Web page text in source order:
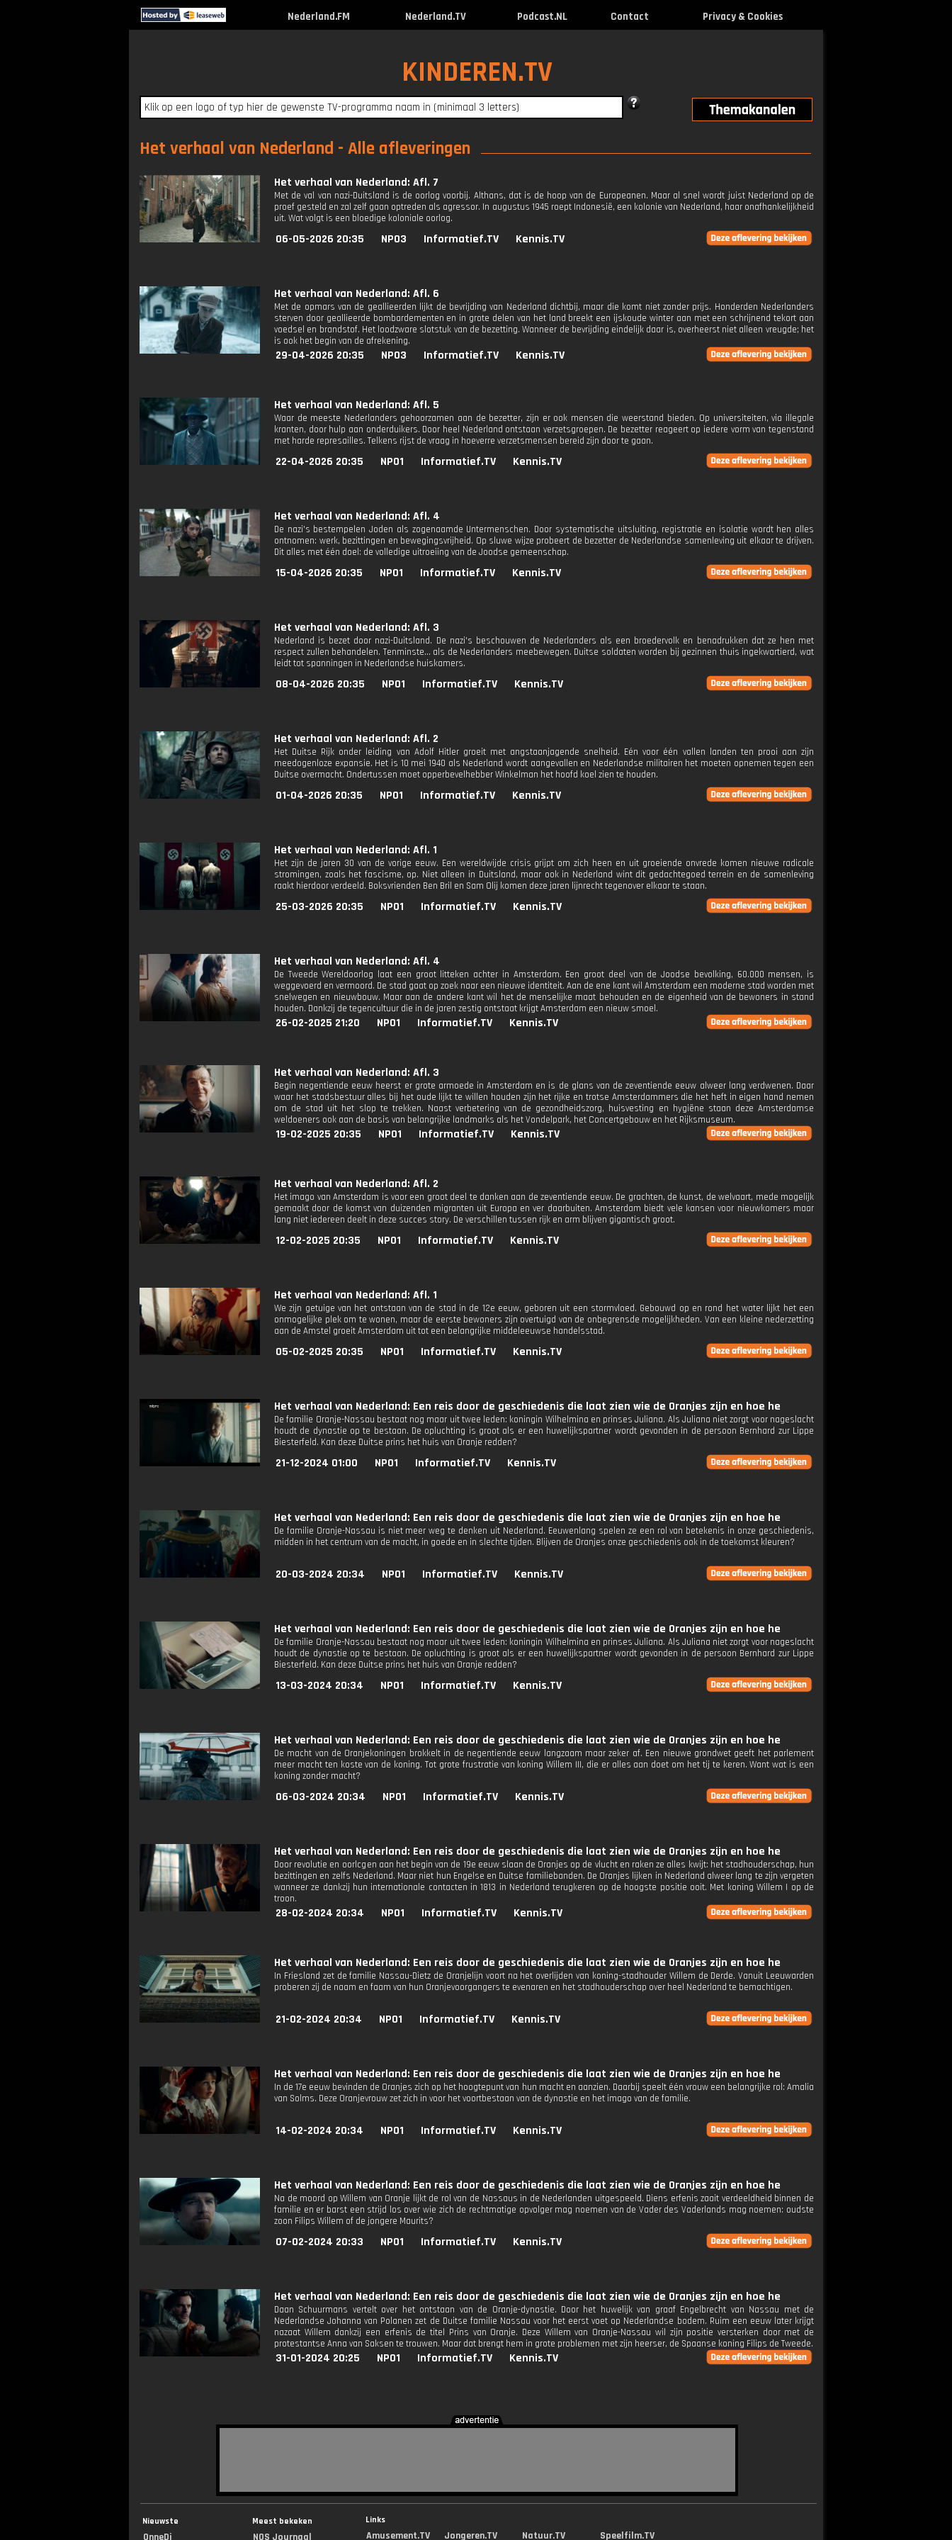
Nederland.FM Nederland.TV Podcast.NL Contact Privacy & Cookies
KINDEREN.TV
Het verhaal van Nederland - Alle afleveringen
Het verhaal van Nederland: Afl. 7
Met de val van nazi-Duitsland is de oorlog voorbij. Althans, dat is de hoop van de Europeanen. Maar al snel wordt juist Nederland op de
proef gesteld en zal zelf gaan optreden als agressor. In augustus 1945 roept Indonesië, een kolonie van Nederland, haar onafhankelijkheid
uit. Wat volgt is een bloedige koloniale oorlog.
06-05-2026 20:35 NPO3 Informatief.TV Kennis.TV
Het verhaal van Nederland: Afl. 6
Met de opmars van de geallieerden lijkt de bevrijding van Nederland dichtbij, maar die komt niet zonder prijs. Honderden Nederlanders
sterven door geallieerde bombardementen en in grote delen van het land breekt een ijskoude winter aan met een schrijnend tekort aan
voedsel en brandstof. Het loodzware slotstuk van de bezetting. Wanneer de bevrijding eindelijk daar is, overheerst niet alleen vreugde; het
is ook het begin van de afrekening.
29-04-2026 20:35 NPO3 Informatief.TV Kennis.TV
Het verhaal van Nederland: Afl. 5
Waar de meeste Nederlanders gehoorzamen aan de bezetter, zijn er ook mensen die weerstand bieden. Op universiteiten, via illegale
kranten, door hulp aan onderduikers. Door heel Nederland ontstaan verzetsgroepen. De bezetter reageert op iedere vorm van tegenstand
met harde represailles. Telkens rijst de vraag in hoeverre verzetsmensen bereid zijn door te gaan.
22-04-2026 20:35 NPO1 Informatief.TV Kennis.TV
Het verhaal van Nederland: Afl. 4
De nazi's bestempelen Joden als zogenaamde Untermenschen. Door systematische uitsluiting, registratie en isolatie wordt hen alles
ontnomen: werk, bezittingen en bewegingsvrijheid. Op sluwe wijze probeert de bezetter de Nederlandse samenleving uit elkaar te drijven.
Dit alles met één doel: de volledige uitroeiing van de Joodse gemeenschap.
15-04-2026 20:35 NPO1 Informatief.TV Kennis.TV
Het verhaal van Nederland: Afl. 3
Nederland is bezet door nazi-Duitsland. De nazi's beschouwen de Nederlanders als een broedervolk en benadrukken dat ze hen met
respect zullen behandelen. Tenminste... als de Nederlanders meebewegen. Duitse soldaten worden bij gezinnen thuis ingekwartierd, wat
leidt tot spanningen in Nederlandse huiskamers.
08-04-2026 20:35 NPO1 Informatief.TV Kennis.TV
Het verhaal van Nederland: Afl. 2
Het Duitse Rijk onder leiding van Adolf Hitler groeit met angstaanjagende snelheid. Eén voor één vallen landen ten prooi aan zijn
meedogenloze expansie. Het is 10 mei 1940 als Nederland wordt aangevallen en Nederlandse militairen het moeten opnemen tegen een
Duitse overmacht. Ondertussen moet opperbevelhebber Winkelman het hoofd koel zien te houden.
01-04-2026 20:35 NPO1 Informatief.TV Kennis.TV
Het verhaal van Nederland: Afl. 1
Het zijn de jaren 30 van de vorige eeuw. Een wereldwijde crisis grijpt om zich heen en uit groeiende onvrede komen nieuwe radicale
stromingen, zoals het fascisme, op. Niet alleen in Duitsland, maar ook in Nederland wint dit gedachtegoed terrein en de samenleving
raakt hierdoor verdeeld. Boksvrienden Ben Bril en Sam Olij komen deze jaren lijnrecht tegenover elkaar te staan.
25-03-2026 20:35 NPO1 Informatief.TV Kennis.TV
Het verhaal van Nederland: Afl. 4
De Tweede Wereldoorlog laat een groot litteken achter in Amsterdam. Een groot deel van de Joodse bevolking, 60.000 mensen, is
weggevoerd en vermoord. De stad gaat op zoek naar een nieuwe identiteit. Aan de ene kant wil Amsterdam een moderne stad worden met
snelwegen en nieuwbouw. Maar aan de andere kant wil het de menselijke maat behouden en de eigenheid van de bewoners in stand
houden. Dankzij de tegencultuur die in de jaren zestig ontstaat krijgt Amsterdam een nieuw smoel.
26-02-2025 21:20 NPO1 Informatief.TV Kennis.TV
Het verhaal van Nederland: Afl. 3
Begin negentiende eeuw heerst er grote armoede in Amsterdam en is de glans van de zeventiende eeuw alweer lang verdwenen. Daar
waar het stadsbestuur alles bij het oude lijkt te willen houden zijn het rijke en trotse Amsterdammers die het heft in eigen hand nemen
om de stad uit het slop te trekken. Naast verbetering van de gezondheidszorg, huisvesting en hygiëne staan deze Amsterdamse
weldoeners ook aan de basis van belangrijke landmarks als het Vondelpark, het Concertgebouw en het Rijksmuseum.
19-02-2025 20:35 NPO1 Informatief.TV Kennis.TV
Het verhaal van Nederland: Afl. 2
Het imago van Amsterdam is voor een groot deel te danken aan de zeventiende eeuw. De grachten, de kunst, de welvaart, mede mogelijk
gemaakt door de komst van duizenden migranten uit Europa en ver daarbuiten. Amsterdam biedt vele kansen voor nieuwkomers maar
lang niet iedereen deelt in deze succes story. De verschillen tussen rijk en arm blijven gigantisch groot.
12-02-2025 20:35 NPO1 Informatief.TV Kennis.TV
Het verhaal van Nederland: Afl. 1
We zijn getuige van het ontstaan van de stad in de 12e eeuw, geboren uit een stormvloed. Gebouwd op en rond het water lijkt het een
onmogelijke plek om te wonen, maar de eerste bewoners zijn overtuigd van de onbegrensde mogelijkheden. Van een kleine nederzetting
aan de Amstel groeit Amsterdam uit tot een belangrijke middeleeuwse handelsstad.
05-02-2025 20:35 NPO1 Informatief.TV Kennis.TV
Het verhaal van Nederland: Een reis door de geschiedenis die laat zien wie de Oranjes zijn en hoe he
De familie Oranje-Nassau bestaat nog maar uit twee leden: koningin Wilhelmina en prinses Juliana. Als Juliana niet zorgt voor nageslacht
houdt de dynastie op te bestaan. De opluchting is groot als er een huwelijkspartner wordt gevonden in de persoon Bernhard zur Lippe
Biesterfeld. Kan deze Duitse prins het huis van Oranje redden?
21-12-2024 01:00 NPO1 Informatief.TV Kennis.TV
Het verhaal van Nederland: Een reis door de geschiedenis die laat zien wie de Oranjes zijn en hoe he
De familie Oranje-Nassau is niet meer weg te denken uit Nederland. Eeuwenlang spelen ze een rol van betekenis in onze geschiedenis,
midden in het centrum van de macht, in goede en in slechte tijden. Blijven de Oranjes onze geschiedenis ook in de toekomst kleuren?
20-03-2024 20:34 NPO1 Informatief.TV Kennis.TV
Het verhaal van Nederland: Een reis door de geschiedenis die laat zien wie de Oranjes zijn en hoe he
De familie Oranje-Nassau bestaat nog maar uit twee leden: koningin Wilhelmina en prinses Juliana. Als Juliana niet zorgt voor nageslacht
houdt de dynastie op te bestaan. De opluchting is groot als er een huwelijkspartner wordt gevonden in de persoon Bernhard zur Lippe
Biesterfeld. Kan deze Duitse prins het huis van Oranje redden?
13-03-2024 20:34 NPO1 Informatief.TV Kennis.TV
Het verhaal van Nederland: Een reis door de geschiedenis die laat zien wie de Oranjes zijn en hoe he
De macht van de Oranjekoningen brokkelt in de negentiende eeuw langzaam maar zeker af. Een nieuwe grondwet geeft het parlement
meer macht ten koste van de koning. Tot grote frustratie van koning Willem III, die er alles aan doet om het tij te keren. Want wat is een
koning zonder macht?
06-03-2024 20:34 NPO1 Informatief.TV Kennis.TV
Het verhaal van Nederland: Een reis door de geschiedenis die laat zien wie de Oranjes zijn en hoe he
Door revolutie en oorlogen aan het begin van de 19e eeuw slaan de Oranjes op de vlucht en raken ze alles kwijt: het stadhouderschap, hun
bezittingen en zelfs Nederland. Maar niet hun Engelse en Duitse familiebanden. De Oranjes lijken in Nederland alweer lang te zijn vergeten
wanneer ze dankzij hun internationale contacten in 1813 in Nederland terugkeren op de hoogste positie ooit. Met koning Willem I op de
troon.
28-02-2024 20:34 NPO1 Informatief.TV Kennis.TV
Het verhaal van Nederland: Een reis door de geschiedenis die laat zien wie de Oranjes zijn en hoe he
In Friesland zet de familie Nassau-Dietz de Oranjelijn voort na het overlijden van koning-stadhouder Willem de Derde. Vanuit Leeuwarden
proberen zij de naam en faam van hun Oranjevoorgangers te evenaren en het stadhouderschap over heel Nederland te bemachtigen.
21-02-2024 20:34 NPO1 Informatief.TV Kennis.TV
Het verhaal van Nederland: Een reis door de geschiedenis die laat zien wie de Oranjes zijn en hoe he
In de 17e eeuw bevinden de Oranjes zich op het hoogtepunt van hun macht en aanzien. Daarbij speelt één vrouw een belangrijke rol: Amalia
van Solms. Deze Oranjevrouw zet zich in voor het voortbestaan van de dynastie en het imago van de familie.
14-02-2024 20:34 NPO1 Informatief.TV Kennis.TV
Het verhaal van Nederland: Een reis door de geschiedenis die laat zien wie de Oranjes zijn en hoe he
Na de moord op Willem van Oranje lijkt de rol van de Nassaus in de Nederlanden uitgespeeld. Diens erfenis zaait verdeeldheid binnen de
familie en er barst een strijd los over wie zich de rechtmatige opvolger mag noemen van de Vader des Vaderlands mag noemen: oudste
zoon Filips Willem of de jongere Maurits?
07-02-2024 20:33 NPO1 Informatief.TV Kennis.TV
Het verhaal van Nederland: Een reis door de geschiedenis die laat zien wie de Oranjes zijn en hoe he
Daan Schuurmans vertelt over het ontstaan van de Oranje-dynastie. Door het huwelijk van graaf Engelbrecht van Nassau met de
Nederlandse Johanna van Polanen zet de Duitse familie Nassau voor het eerst voet op Nederlandse bodem. Ruim een eeuw later krijgt
nazaat Willem dankzij een erfenis de titel Prins van Oranje. Deze Willem van Oranje-Nassau wil zijn positie versterken door met de
protestantse Anna van Saksen te trouwen. Maar dat brengt hem in grote problemen met zijn heerser, de Spaanse koning Filips de Tweede.
31-01-2024 20:25 NPO1 Informatief.TV Kennis.TV
Nieuwste
OnneDi
Meest bekeken
NOS Journaal
Links
Amusement.TV Jongeren.TV Natuur.TV Speelfilm.TV